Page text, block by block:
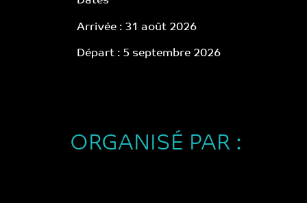
Arrivée : 31 août 2026
Départ : 5 septembre 2026
ORGANISÉ PAR :